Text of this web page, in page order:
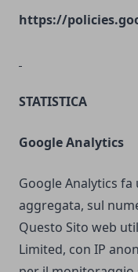
https://
STATISTICA
Google Analytics
Google Analytics
aggregata, sul
Questo Sito web
Limited, con IP